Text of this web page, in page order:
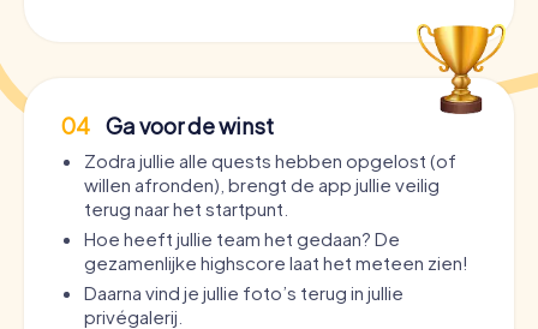
04 Ga voor de winst
Zodra jullie alle quests hebben opgelost (of
willen afronden), brengt de app jullie veilig
terug naar het startpunt.
Hoe heeft jullie team het gedaan? De
gezamenlijke highscore laat het meteen zien!
Daarna vind je jullie foto’s terug in jullie
privégalerij.